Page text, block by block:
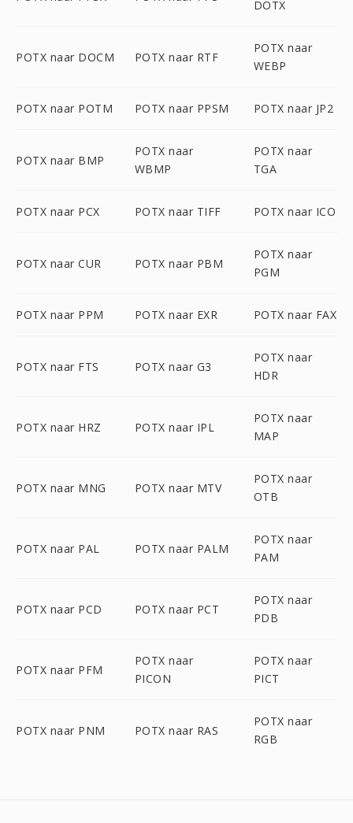
DOTX
POTX naar DOCM POTX naar RTF
POTX naar
WEBP
POTX naar POTM POTX naar PPSM POTX naar JP2
POTX naar BMP
POTX naar
WBMP
POTX naar
TGA
POTX naar PCX POTX naar TIFF POTX naar ICO
POTX naar CUR POTX naar PBM
POTX naar
PGM
POTX naar PPM POTX naar EXR POTX naar FAX
POTX naar FTS POTX naar G3
POTX naar
HDR
POTX naar HRZ POTX naar IPL
POTX naar
MAP
POTX naar MNG POTX naar MTV
POTX naar
OTB
POTX naar PAL POTX naar PALM
POTX naar
PAM
POTX naar PCD POTX naar PCT
POTX naar
PDB
POTX naar PFM
POTX naar
PICON
POTX naar
PICT
POTX naar PNM POTX naar RAS
POTX naar
RGB